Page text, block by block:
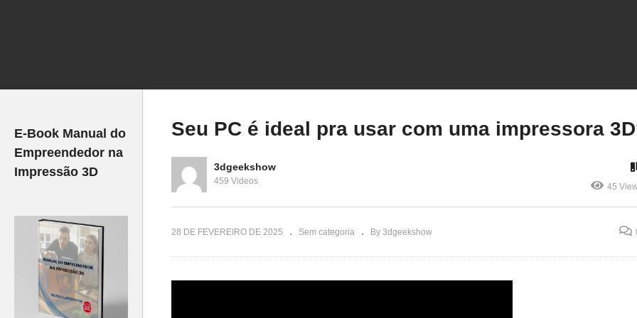
3D
Como GANHAR DINHEIRO
Modelos 3D GRÁTIS? Te
Seu PC é ideal pra usar
E-Book Manual do
Empreendedor na
Impressão 3D
Seu PC é ideal pra usar com uma impressora
3dgeekshow
459 Videos
45
28 DE FEVEREIRO DE 2025 Sem categoria By 3dgeekshow